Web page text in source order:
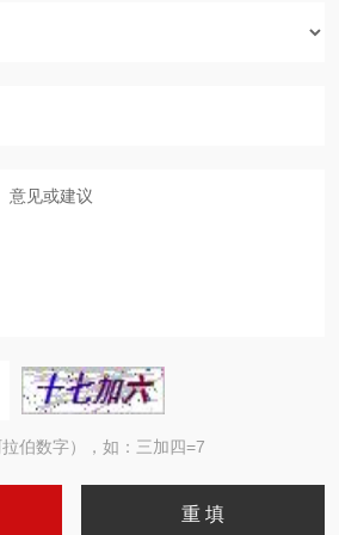
伯数字），如：三加四=7